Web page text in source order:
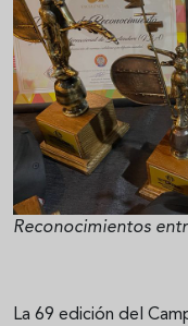
Reconocimientos
La 69 edición del